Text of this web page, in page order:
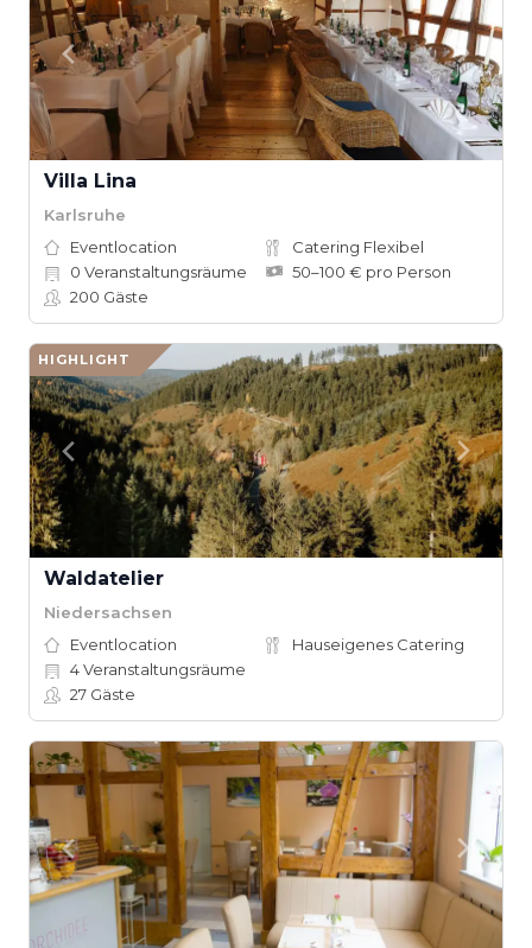
Villa Lina
Karlsruhe
Eventlocation
Catering Flexibel
0 Veranstaltungsräume
50–100 € pro Person
200 Gäste
HIGHLIGHT
Waldatelier
Niedersachsen
Eventlocation
Hauseigenes Catering
4Veranstaltungsräume
27 Gäste